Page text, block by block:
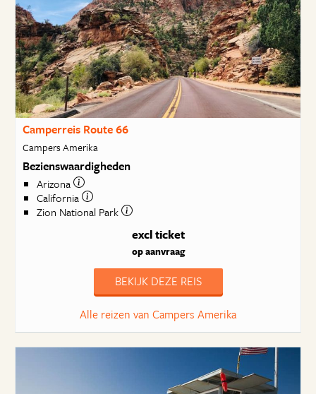
Camperreis Route 66
Campers Amerika
Bezienswaardigheden
Arizona
California
Zion National Park
excl ticket
op aanvraag
BEKIJK DEZE REIS
Alle reizen van Campers Amerika